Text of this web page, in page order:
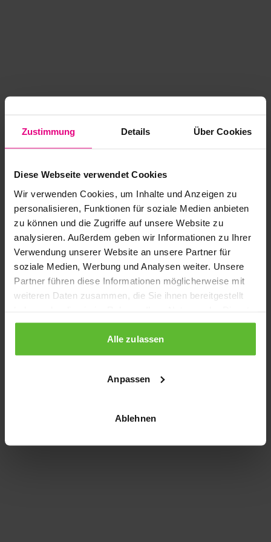
Zustimmung Details Über Cookies
Diese Webseite verwendet Cookies
Wir verwenden Cookies, um Inhalte und Anzeigen zu
personalisieren, Funktionen für soziale Medien anbieten
zu können und die Zugriffe auf unsere Website zu
analysieren. Außerdem geben wir Informationen zu Ihrer
Verwendung unserer Website an unsere Partner für
soziale Medien, Werbung und Analysen weiter. Unsere
Partner führen diese Informationen möglicherweise mit
weiteren Daten zusammen, die Sie ihnen bereitgestellt
gesammelt haben.
Alle zulassen
Anpassen
Ablehnen
Application error: a client-side exception has occurred
loading www.kurzwego.de (see the browser console for more
information).